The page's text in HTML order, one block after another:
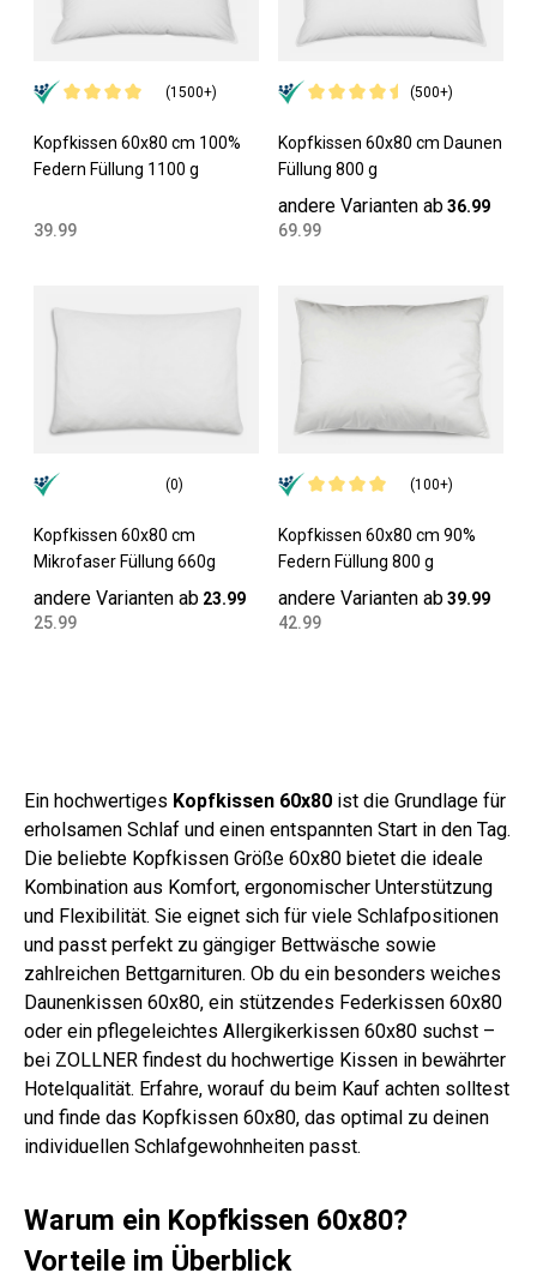
(1500+)
Kopfkissen 60x80 cm 100%
Federn Füllung 1100 g
39.99
(500+)
Kopfkissen 60x80 cm Daunen
Füllung 800 g
andere Varianten ab36.99
69.99
(0)
Kopfkissen 60x80 cm
Mikrofaser Füllung 660g
andere Varianten ab 23.99
25.99
(100+)
Kopfkissen 60x80 cm 90%
Federn Füllung 800 g
andere Varianten ab39.99
42.99
Ein hochwertiges Kopfkissen 60x80 ist die Grundlage für
erholsamen Schlaf und einen entspannten Start in den Tag.
Die beliebte Kopfkissen Größe 60x80 bietet die ideale
Kombination aus Komfort, ergonomischer Unterstützung
und Flexibilität. Sie eignet sich für viele Schlafpositionen
und passt perfekt zu gängiger Bettwäsche sowie
zahlreichen Bettgarnituren. Ob du ein besonders weiches
Daunenkissen 60x80, ein stützendes Federkissen 60x80
oder ein pflegeleichtes Allergikerkissen 60x80 suchst –
bei ZOLLNER findest du hochwertige Kissen in bewährter
Hotelqualität. Erfahre, worauf du beim Kauf achten solltest
und finde das Kopfkissen 60x80, das optimal zu deinen
individuellen Schlafgewohnheiten passt.
Warum ein Kopfkissen 60x80?
Vorteile im Überblick